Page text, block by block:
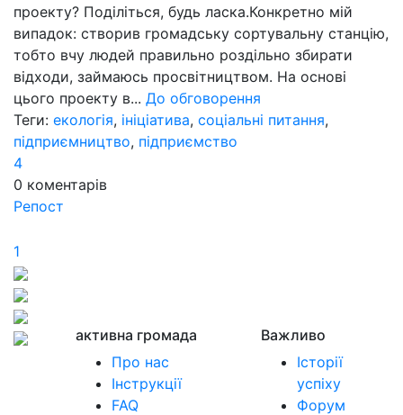
проекту? Поділіться, будь ласка.Конкретно мій
випадок: створив громадську сортувальну станцію,
тобто вчу людей правильно роздільно збирати
відходи, займаюсь просвітництвом. На основі
цього проекту в... До обговорення
Теги: екологія, ініціатива, соціальні питання,
підприємництво, підприємство
4
0 коментарів
Репост
1
активна громада
Про нас
Інструкції
FAQ
Важливо
Історії
успіху
Форум